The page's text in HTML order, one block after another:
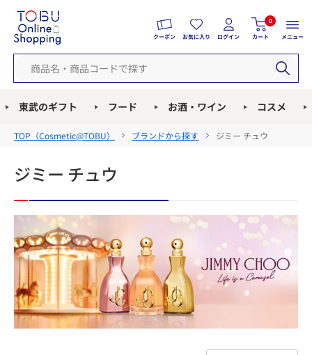
クーポン お気に入り ログイン
0
カート メニュー
東武のギフト フード お酒・ワイン コスメ
TOP（Cosmetic@TOBU） ブランドから探す ジミー チュウ
ジミー チュウ